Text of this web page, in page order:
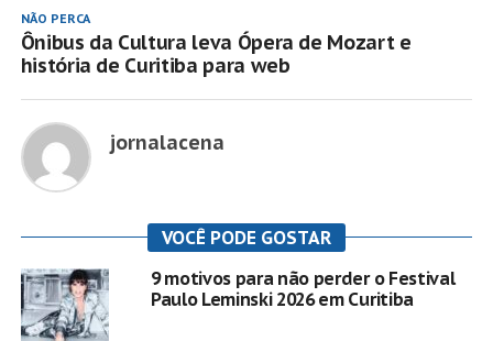
NÃO PERCA
Ônibus da Cultura leva Ópera de Mozart e
história de Curitiba para web
jornalacena
VOCÊ PODE GOSTAR
9 motivos para não perder o Festival
Paulo Leminski 2026 em Curitiba